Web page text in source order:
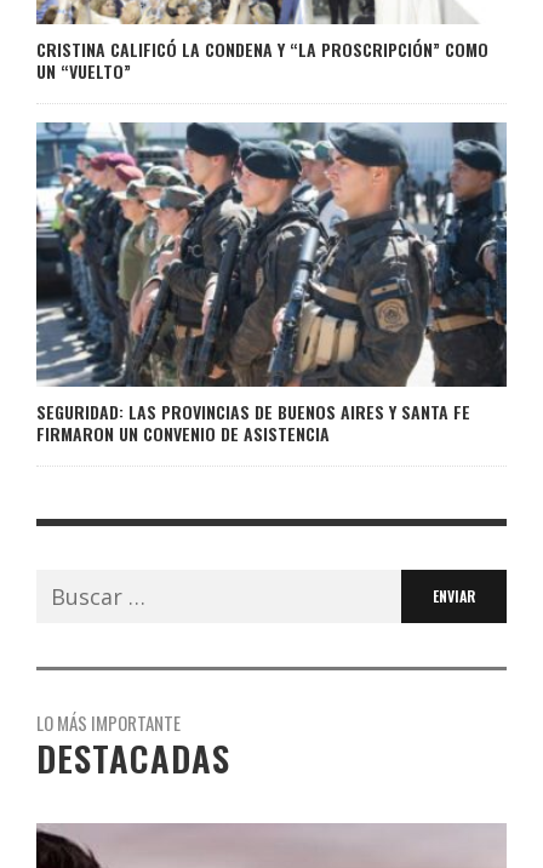
CRISTINA CALIFICÓ LA CONDENA Y “LA PROSCRIPCIÓN” COMO
UN “VUELTO”
SEGURIDAD: LAS PROVINCIAS DE BUENOS AIRES Y SANTA FE
FIRMARON UN CONVENIO DE ASISTENCIA
Buscar:
LO MÁS IMPORTANTE
DESTACADAS